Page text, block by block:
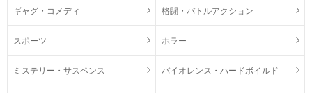
ギャグ・コメディ 格闘・バトルアクション
スポーツ ホラー
ミステリー・サスペンス バイオレンス・ハードボイルド